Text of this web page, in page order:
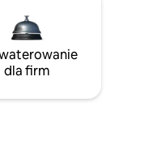
dla firm